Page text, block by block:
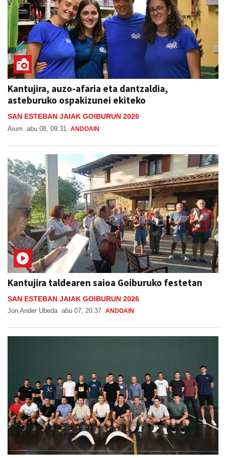
Kantujira, auzo-afaria eta dantzaldia,
asteburuko ospakizunei ekiteko
SAN ESTEBAN JAIAK GOIBURUN 2026
Aiurri abu 08, 09:31 ANDOAIN
Kantujira taldearen saioa Goiburuko festetan
SAN ESTEBAN JAIAK GOIBURUN 2026
Jon Ander Ubeda abu 07, 20:37 ANDOAIN